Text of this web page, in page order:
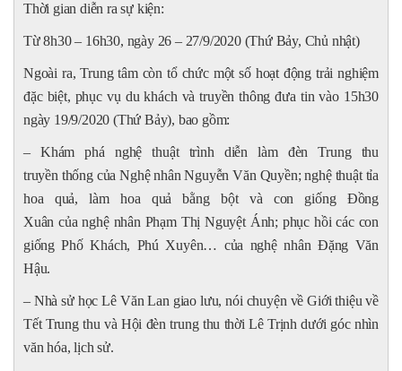
Thời gian diễn ra sự kiện:
Từ 8h30 – 16h30, ngày 26 – 27/9/2020 (Thứ Bảy, Chủ nhật)
Ngoài ra, Trung tâm còn tổ chức một số hoạt động trải nghiệm
đặc biệt, phục vụ du khách và truyền thông đưa tin vào 15h30
ngày 19/9/2020 (Thứ Bảy), bao gồm:
– Khám phá nghệ thuật trình diễn làm đèn Trung thu
truyền thống của Nghệ nhân Nguyễn Văn Quyền; nghệ thuật tỉa
hoa quả, làm hoa quả bằng bột và con giống Đồng
Xuân của nghệ nhân Phạm Thị Nguyệt Ánh; phục hồi các con
giống Phố Khách, Phú Xuyên… của nghệ nhân Đặng Văn
Hậu.
– Nhà sử học Lê Văn Lan giao lưu, nói chuyện về Giới thiệu về
Tết Trung thu và Hội đèn trung thu thời Lê Trịnh dưới góc nhìn
văn hóa, lịch sử.